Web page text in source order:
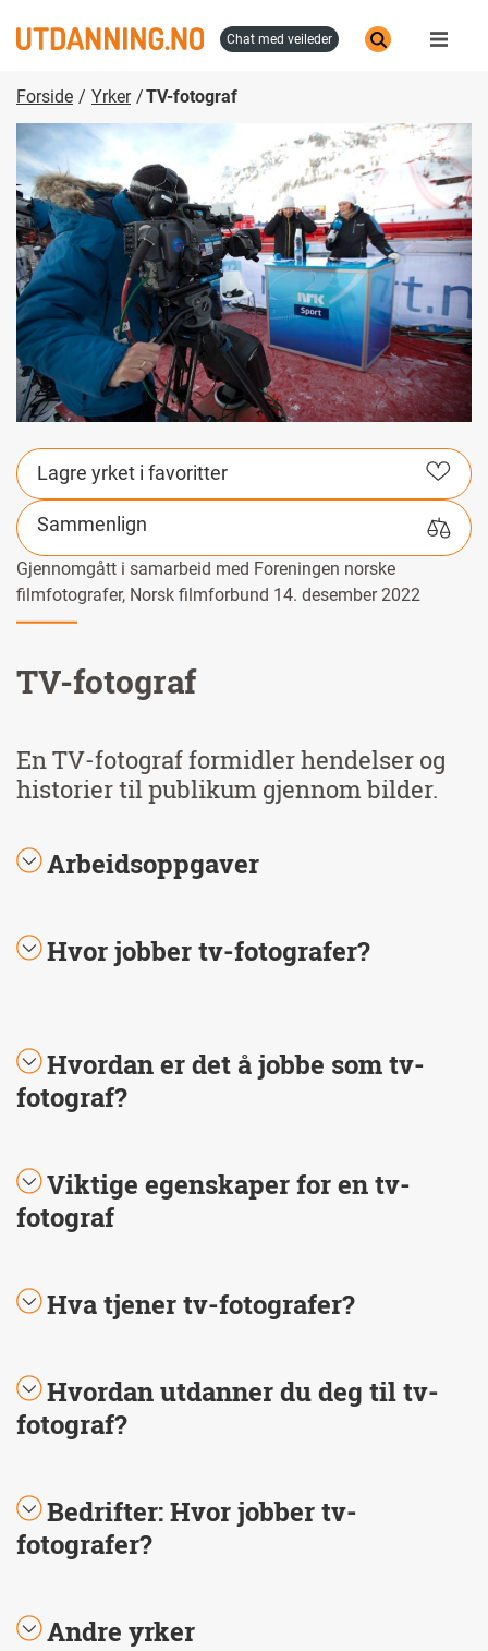
til
chat med veileder
Forside Yrker TV-fotograf
Lagre yrket i favoritter
Sammenlign
Gjennomgått i samarbeid med Foreningen norske
filmfotografer, Norsk filmforbund 14. desember 2022
TV-fotograf
En TV-fotograf formidler hendelser og
historier til publikum gjennom bilder.
Arbeidsoppgaver
Hvor jobber tv-fotografer?
Hvordan er det å jobbe som tv-
fotograf?
Viktige egenskaper for en tv-
fotograf
Hva tjener tv-fotografer?
Hvordan utdanner du deg til tv-
fotograf?
Bedrifter: Hvor jobber tv-
fotografer?
Andre yrker